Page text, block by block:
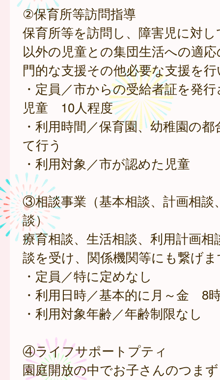
②保育所等訪問指導
保育所等を訪問し、障害児に対
以外の児童との集団生活への適
門的な支援その他必要な支援を
・定員／市からの受給者証を発
児童 10人程度
・利用時間／保育園、幼稚園の
て行う
・利用対象／市が認めた児童
③相談事業（基本相談、計画相談
談）
療育相談、生活相談、利用計画相
談を受け、関係機関等にも繋げ
・定員／特に定めなし
・利用日時／基本的に月～金 8
・利用対象年齢／年齢制限なし
④ライフサポートプティ
園庭開放の中でお子さんのつま